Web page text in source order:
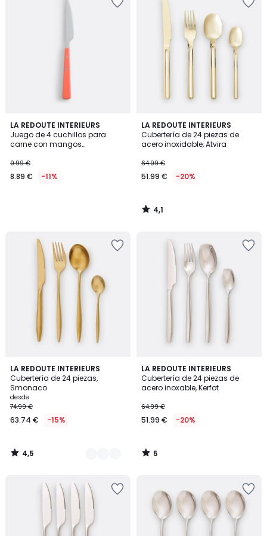
LA REDOUTE INTERIEURS
Juego de 4 cuchillos para
carne con mangos
9.99 €
8.89 € -11%
LA REDOUTE INTERIEURS
Cubertería de 24 piezas de
acero inoxidable, Atvira
64.99 €
51.99 € -20%
4,1
/ 5
4,1
/
LA REDOUTE INTERIEURS
Cubertería de 24 piezas,
Smonaco
desde
74.99 €
63.74 € -15%
4,5
/ 5
2
Colores
4,5
/
LA REDOUTE INTERIEURS
Cubertería de 24 piezas de
acero inoxable, Kerfot
64.99 €
51.99 € -20%
5
/
5
5
/